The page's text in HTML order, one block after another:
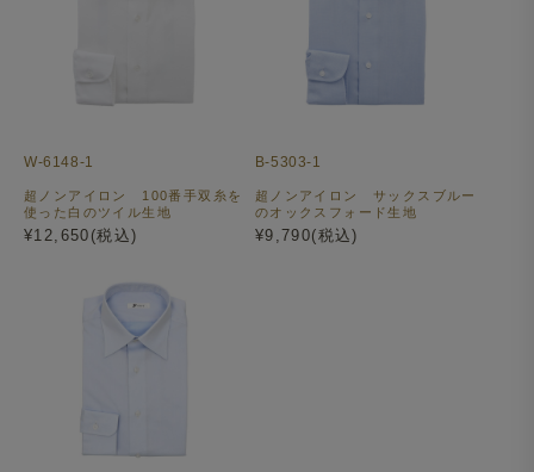
W-6148-1
超ノンアイロン 100番手双糸を
使った白のツイル生地
¥12,650(税込)
B-5303-1
超ノンアイロン サックスブルー
のオックスフォード生地
¥9,790(税込)